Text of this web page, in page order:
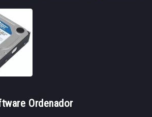
Ordenador